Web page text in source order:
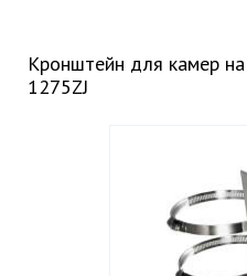
Кронштейн для камер
1275ZJ